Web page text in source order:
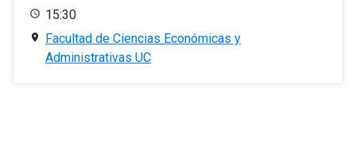
15:30
Facultad de Ciencias Económicas y
Administrativas UC